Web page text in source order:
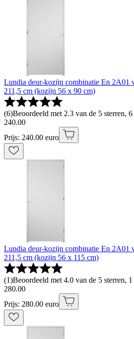
Lundia deur-kozijn combinatie En 2A01
211,5 cm (kozijn 56 x 90 cm)
(6)Beoordeeld met 2.3 van de 5 sterren,
240.00
Prijs: 240.00 euro
Lundia deur-kozijn combinatie En 2A01
211,5 cm (kozijn 56 x 115 cm)
(1)Beoordeeld met 4.0 van de 5 sterren,
280.00
Prijs: 280.00 euro